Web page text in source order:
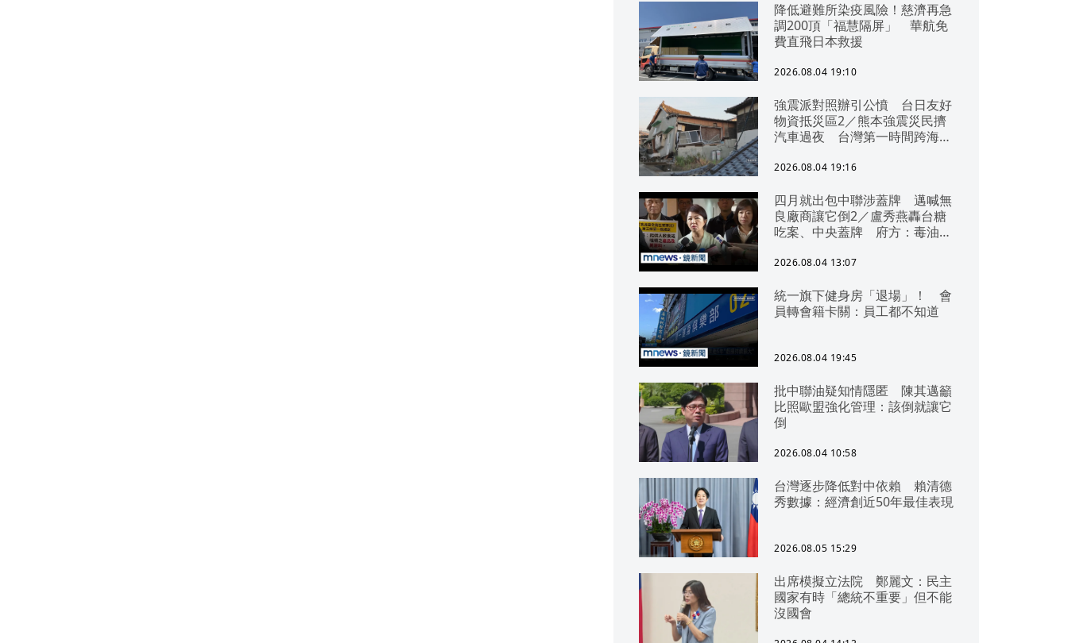
降低避難所染疫風險！慈濟再急
調200頂「福慧隔屏」 華航免
費直飛日本救援
2026.08.04 19:10
強震派對照辦引公憤 台日友好
物資抵災區2／熊本強震災民擠
汽車過夜 台灣第一時間跨海急
2026.08.04 19:16
四月就出包中聯涉蓋牌 邁喊無
良廠商讓它倒2／盧秀燕轟台糖
吃案、中央蓋牌 府方：毒油一
2026.08.04 13:07
統一旗下健身房「退場」！ 會
員轉會籍卡關：員工都不知道
2026.08.04 19:45
批中聯油疑知情隱匿 陳其邁籲
比照歐盟強化管理：該倒就讓它
倒
2026.08.04 10:58
台灣逐步降低對中依賴 賴清德
秀數據：經濟創近50年最佳表現
2026.08.05 15:29
出席模擬立法院 鄭麗文：民主
國家有時「總統不重要」但不能
沒國會